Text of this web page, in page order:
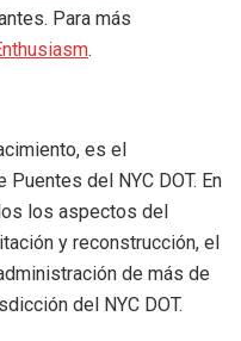
Para más
.
es el
del NYC DOT. En
los aspectos del
y reconstrucción, el
de más de
del NYC DOT.